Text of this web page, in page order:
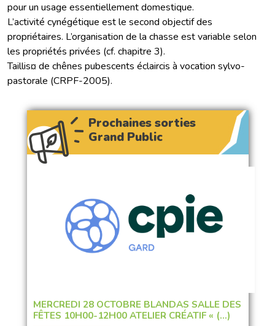
pour un usage essentiellement domestique.
L’activité cynégétique est le second objectif des
propriétaires. L’organisation de la chasse est variable selon
les propriétés privées (cf. chapitre 3).
Taillis¤ de chênes pubescents éclaircis à vocation sylvo-
pastorale (CRPF-2005).
Prochaines sorties
Grand Public
MERCREDI 28 OCTOBRE BLANDAS SALLE DES
FÊTES 10H00-12H00 ATELIER CRÉATIF « (…)